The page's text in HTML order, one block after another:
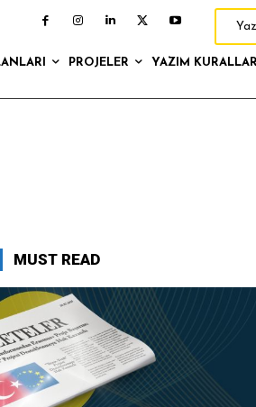
PROJELER YAZIM KURALLARI
MUST READ